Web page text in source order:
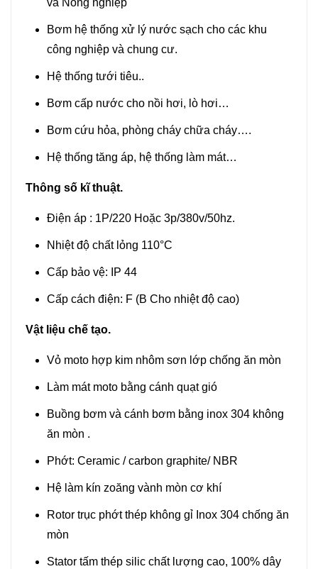
và Nông nghiệp
Bơm hệ thống xử lý nước sạch cho các khu
công nghiệp và chung cư.
Hệ thống tưới tiêu..
Bơm cấp nước cho nồi hơi, lò hơi…
Bơm cứu hỏa, phòng cháy chữa cháy….
Hệ thống tăng áp, hệ thống làm mát…
Thông số kĩ thuật.
Điện áp : 1P/220 Hoặc 3p/380v/50hz.
Nhiệt độ chất lỏng 110°C
Cấp bảo vệ: IP 44
Cấp cách điện: F (B Cho nhiệt độ cao)
Vật liệu chế tạo.
Vỏ moto hợp kim nhôm sơn lớp chống ăn mòn
Làm mát moto bằng cánh quạt gió
Buồng bơm và cánh bơm bằng inox 304 không
ăn mòn .
Phớt: Ceramic / carbon graphite/ NBR
Hệ làm kín zoăng vành mòn cơ khí
Rotor trục phớt thép không gỉ Inox 304 chống ăn
mòn
Stator tấm thép silic chất lượng cao, 100% dây